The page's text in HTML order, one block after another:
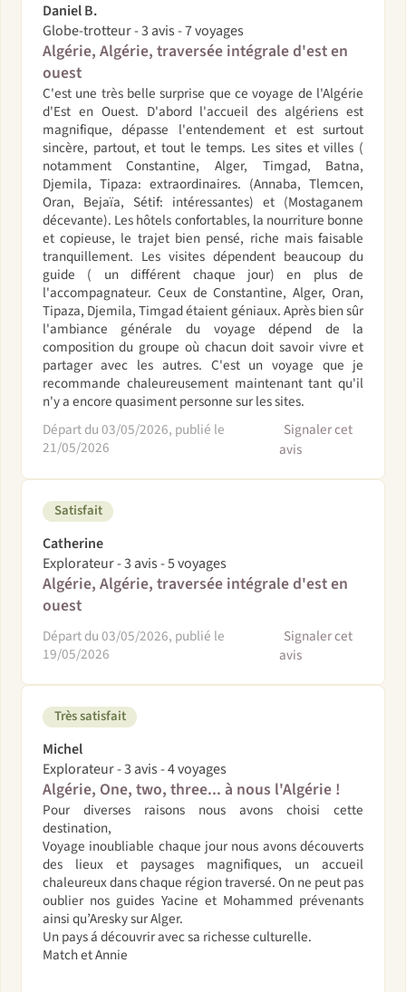
Daniel B.
Globe-trotteur - 3 avis - 7 voyages
Algérie, Algérie, traversée intégrale d'est en
ouest
C'est une très belle surprise que ce voyage de l'Algérie
d'Est en Ouest. D'abord l'accueil des algériens est
magnifique, dépasse l'entendement et est surtout
sincère, partout, et tout le temps. Les sites et villes (
notamment Constantine, Alger, Timgad, Batna,
Djemila, Tipaza: extraordinaires. (Annaba, Tlemcen,
Oran, Bejaïa, Sétif: intéressantes) et (Mostaganem
décevante). Les hôtels confortables, la nourriture bonne
et copieuse, le trajet bien pensé, riche mais faisable
tranquillement. Les visites dépendent beaucoup du
guide ( un différent chaque jour) en plus de
l'accompagnateur. Ceux de Constantine, Alger, Oran,
Tipaza, Djemila, Timgad étaient géniaux. Après bien sûr
l'ambiance générale du voyage dépend de la
composition du groupe où chacun doit savoir vivre et
partager avec les autres. C'est un voyage que je
recommande chaleureusement maintenant tant qu'il
n'y a encore quasiment personne sur les sites.
Départ du 03/05/2026, publié le
21/05/2026
Signaler cet
avis
Satisfait
Catherine
Explorateur - 3 avis - 5 voyages
Algérie, Algérie, traversée intégrale d'est en
ouest
Départ du 03/05/2026, publié le
19/05/2026
Signaler cet
avis
Très satisfait
Michel
Explorateur - 3 avis - 4 voyages
Algérie, One, two, three... à nous l'Algérie !
Pour diverses raisons nous avons choisi cette
destination,
Voyage inoubliable chaque jour nous avons découverts
des lieux et paysages magnifiques, un accueil
chaleureux dans chaque région traversé. On ne peut pas
oublier nos guides Yacine et Mohammed prévenants
ainsi qu’Aresky sur Alger.
Un pays á découvrir avec sa richesse culturelle.
Match et Annie